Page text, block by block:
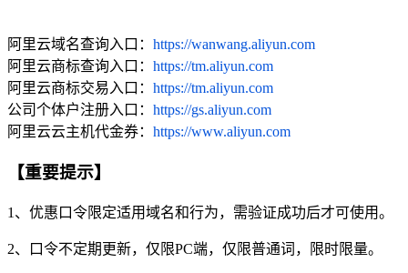
阿里云域名查询入口： https://wanwang.aliyun.com
阿里云商标查询入口： https://tm.aliyun.com
阿里云商标交易入口： https://tm.aliyun.com
公司个体户注册入口： https://gs.aliyun.com
阿里云云主机代金券： https://www.aliyun.com
【重要提示】
1、优惠口令限定适用域名和行为，需验证成功后才可使用。
2、口令不定期更新，仅限PC端，仅限普通词，限时限量。